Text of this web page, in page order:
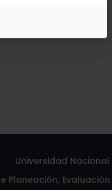
Universidad
Planeación,